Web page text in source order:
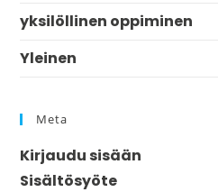
yksilöllinen oppiminen
Yleinen
Meta
Kirjaudu sisään
Sisältösyöte